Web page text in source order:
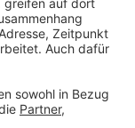
ePAs
Ein
das Prinzip
man
bei fünf